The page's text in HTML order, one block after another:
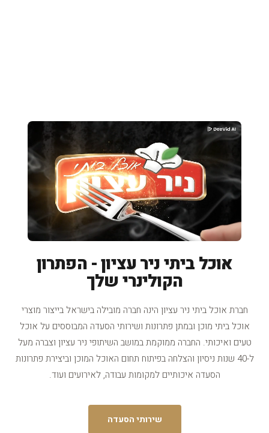
אוכל ביתי ניר עציון - הפתרון
הקולינרי שלך
חברת אוכל ביתי ניר עציון הינה חברה מובילה בישראל בייצור מוצרי
אוכל ביתי מוכן ובמתן פתרונות ושירותי הסעדה המבוססים על אוכל
טעים ואיכותי. החברה ממוקמת במושב השיתופי ניר עציון וצברה מעל
ל-40 שנות ניסיון והצלחה בפיתוח תחום האוכל המוכן וביצירת פתרונות
הסעדה איכותיים למקומות עבודה, לאירועים ועוד.
שירותי הסעדה